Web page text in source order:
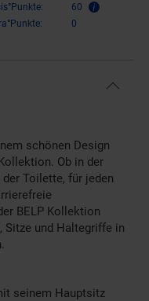
60
0
schönen Design
Ob in der
Toilette, für jeden
BELP Kollektion
Sitze und Haltegriffe in
seinem Hauptsitz